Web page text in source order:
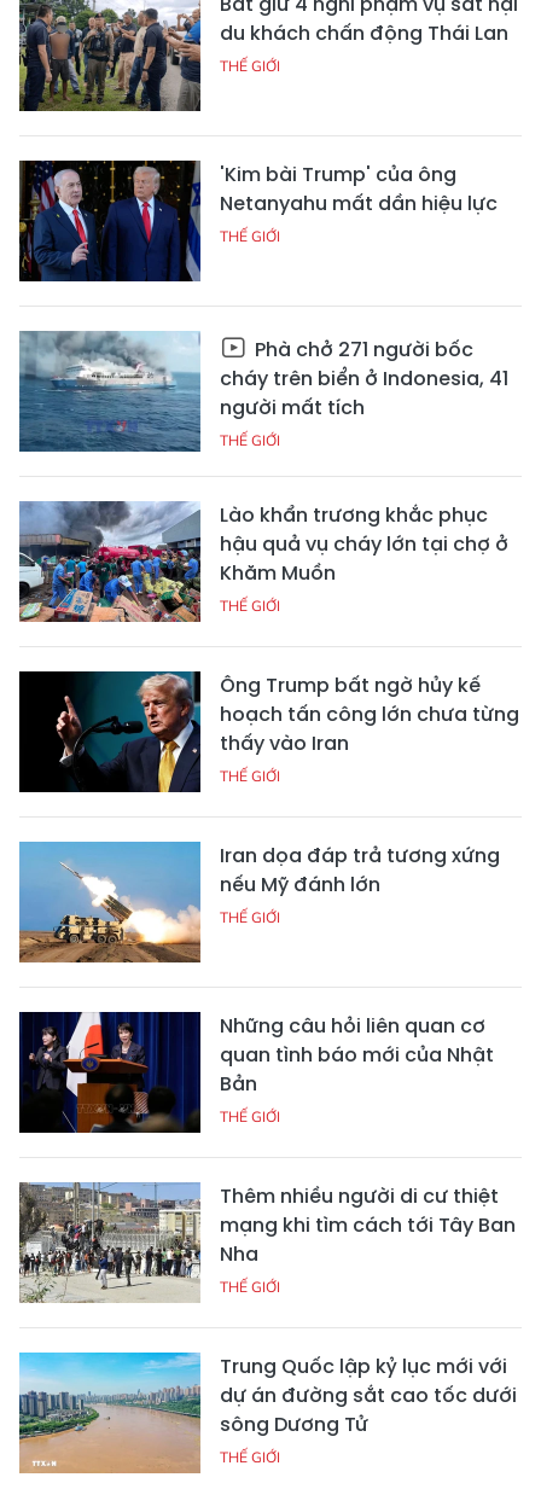
du khách chấn động Thái Lan
THẾ GIỚI
'Kim bài Trump' của ông
Netanyahu mất dần hiệu lực
THẾ GIỚI
Phà chở 271 người bốc
cháy trên biển ở Indonesia, 41
người mất tích
THẾ GIỚI
Lào khẩn trương khắc phục
hậu quả vụ cháy lớn tại chợ ở
Khăm Muồn
THẾ GIỚI
Ông Trump bất ngờ hủy kế
hoạch tấn công lớn chưa từng
thấy vào Iran
THẾ GIỚI
Iran dọa đáp trả tương xứng
nếu Mỹ đánh lớn
THẾ GIỚI
Những câu hỏi liên quan cơ
quan tình báo mới của Nhật
Bản
THẾ GIỚI
Thêm nhiều người di cư thiệt
mạng khi tìm cách tới Tây Ban
Nha
THẾ GIỚI
Trung Quốc lập kỷ lục mới với
dự án đường sắt cao tốc dưới
sông Dương Tử
THẾ GIỚI